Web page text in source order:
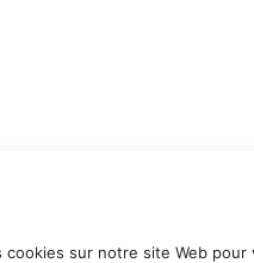
cookies sur notre site Web